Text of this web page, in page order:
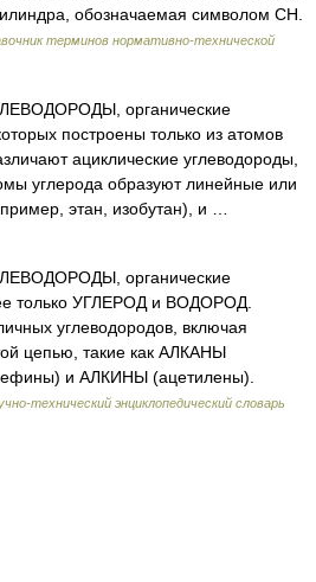
обозначаемая символом СН.
терминов нормативно-технической
органические
построены только из атомов
ациклические углеводороды,
углерода образуют линейные или
этан, изобутан), и …
органические
только УГЛЕРОД и ВОДОРОД.
углеводородов, включая
цепью, такие как АЛКАНЫ
и АЛКИНЫ (ацетилены).
технический энциклопедический словарь